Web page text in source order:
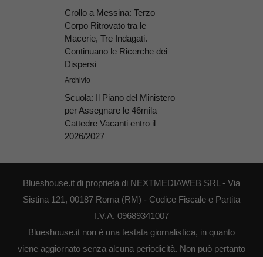
Crollo a Messina: Terzo
Corpo Ritrovato tra le
Macerie, Tre Indagati.
Continuano le Ricerche dei
Dispersi
Archivio
Scuola: Il Piano del Ministero
per Assegnare le 46mila
Cattedre Vacanti entro il
2026/2027
Blueshouse.it di proprietà di NEXTMEDIAWEB SRL - Via
Sistina 121, 00187 Roma (RM) - Codice Fiscale e Partita
I.V.A. 09689341007
Blueshouse.it non è una testata giornalistica, in quanto
viene aggiornato senza alcuna periodicità. Non può pertanto